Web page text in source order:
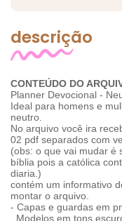
descrição
CONTEÚDO DO
Planner Devocional -
Ideal para homens e
neutro.
No arquivo você ira
02 pdf separados com
(obs: o que vai mudar é
bíblia pois a católica
diaria.)
contém um informativo
montar o arquivo.
- Capas e guardas em
. Modelos em tons